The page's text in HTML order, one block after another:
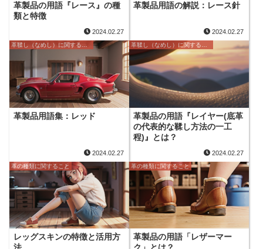
革製品の用語『レース』の種
類と特徴
2024.02.27
革製品用語の解説：レース針
2024.02.27
革製品用語集：レッド
2024.02.27
革製品の用語『レイヤー(底革
の代表的な鞣し方法の一工
程)』とは？
2024.02.27
革の種類に関すること
レッグスキンの特徴と活用方
革の種類に関すること
革製品の用語「レザーマー